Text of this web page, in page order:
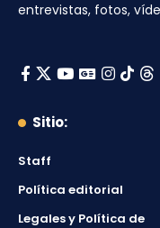
entrevistas, fotos,
Sitio:
Staff
Política editorial
Legales y Política de